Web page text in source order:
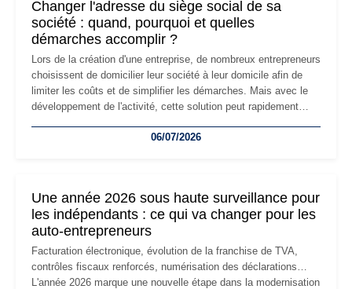
Changer l'adresse du siège social de sa
société : quand, pourquoi et quelles
démarches accomplir ?
Lors de la création d'une entreprise, de nombreux entrepreneurs
choisissent de domicilier leur société à leur domicile afin de
limiter les coûts et de simplifier les démarches. Mais avec le
développement de l'activité, cette solution peut rapidement
professionnels, recrutement, image de marque… Le
06/07/2026
Une année 2026 sous haute surveillance pour
les indépendants : ce qui va changer pour les
auto-entrepreneurs
Facturation électronique, évolution de la franchise de TVA,
contrôles fiscaux renforcés, numérisation des déclarations…
L'année 2026 marque une nouvelle étape dans la modernisation